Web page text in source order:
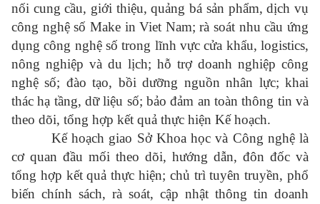
nối cung cầu, giới thiệu, quảng bá sản phẩm, dịch vụ
công nghệ số Make in Viet Nam; rà soát nhu cầu ứng
dụng công nghệ số trong lĩnh vực cửa khẩu, logistics,
nông nghiệp và du lịch; hỗ trợ doanh nghiệp công
nghệ số; đào tạo, bồi dưỡng nguồn nhân lực; khai
thác hạ tầng, dữ liệu số; bảo đảm an toàn thông tin và
theo dõi, tổng hợp kết quả thực hiện Kế hoạch.
Kế hoạch giao Sở Khoa học và Công nghệ là
cơ quan đầu mối theo dõi, hướng dẫn, đôn đốc và
tổng hợp kết quả thực hiện; chủ trì tuyên truyền, phổ
biến chính sách, rà soát, cập nhật thông tin doanh